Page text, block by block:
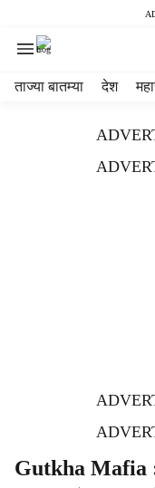
ताज्या बातम्या देश
Gutkha Mafia